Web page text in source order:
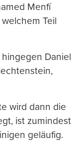
Menfí
Teil
Daniel
wird dann die
ist zumindest
geläufig.